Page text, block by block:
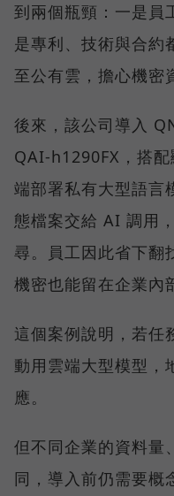
到兩個瓶頸：一是員
是專利、技術與合約
至公有雲，擔心機密
後來，該公司導入
QAI-h1290FX，搭
端部署私有大型語言
態檔案交給 AI 調用
尋。員工因此省下翻
機密也能留在企業內
這個案例說明，若任
動用雲端大型模型，
應。
但不同企業的資料量
同，導入前仍需要概